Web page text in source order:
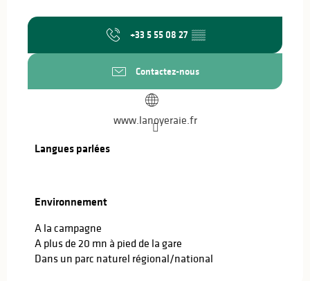
+33 5 55 08 27 ▒▒
Contactez-nous
www.lanoyeraie.fr
Langues parlées
Langues parlées
Environnement
Environnement
A la campagne
A plus de 20 mn à pied de la gare
Dans un parc naturel régional/national